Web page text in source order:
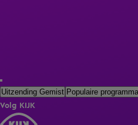
Uitzending Gemist Populaire
Volg KIJK